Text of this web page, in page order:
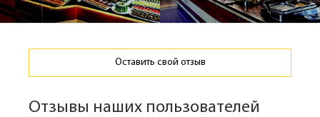
Оставить свой отзыв
Отзывы наших пользователей